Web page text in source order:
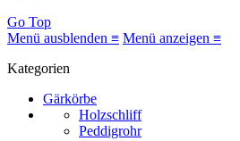
Go Top
Menü ausblenden ≡ Menü anzeigen ≡
Kategorien
Gärkörbe
Holzschliff
Peddigrohr